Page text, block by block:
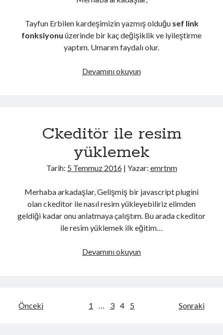
Tayfun Erbilen kardeşimizin yazmış olduğu sef link
fonksiyonu üzerinde bir kaç değişiklik ve iyileştirme
yaptım. Umarım faydalı olur.
Devamını okuyunPhp
Ckeditör ile resim
yüklemek
Tarih: 5 Temmuz 2016| Yazar: emrtnm
Merhaba arkadaşlar, Gelişmiş bir javascript plugini
olan ckeditor ile nasıl resim yükleyebiliriz elimden
geldiği kadar onu anlatmaya çalıştım. Bu arada ckeditor
ile resim yüklemek ilk eğitim…
Devamını okuyunCkeditör
Yazı
Önceki 1 … 3 4 5 Sonraki